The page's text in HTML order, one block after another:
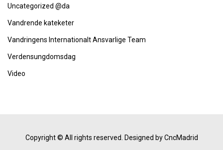
Uncategorized @da
Vandrende kateketer
Vandringens Internationalt Ansvarlige Team
Verdensungdomsdag
Video
Copyright © All rights reserved. Designed by CncMadrid